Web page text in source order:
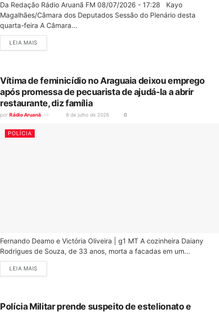
Da Redação Rádio Aruanã FM 08/07/2026 - 17:28 Kayo
Magalhães/Câmara dos Deputados Sessão do Plenário desta
quarta-feira A Câmara...
LEIA MAIS
Vítima de feminicídio no Araguaia deixou emprego
após promessa de pecuarista de ajudá-la a abrir
restaurante, diz família
por Rádio Aruanã 8 de julho de 2026 0
POLÍCIA
Fernando Deamo e Victória Oliveira | g1 MT A cozinheira Daiany
Rodrigues de Souza, de 33 anos, morta a facadas em um...
LEIA MAIS
Polícia Militar prende suspeito de estelionato e